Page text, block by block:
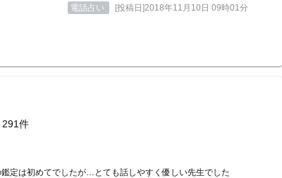
電話占い [投稿日]2018年11月10日 09時01分
291件
定は初めてでしたが…とても話しやすく優しい先生でした